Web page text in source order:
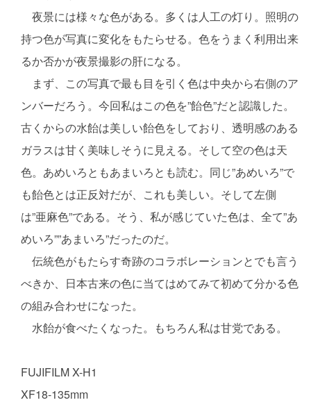
夜景には様々な色がある。多くは人工の灯り。照明の
持つ色が写真に変化をもたらせる。色をうまく利用出来
るか否かが夜景撮影の肝になる。
まず、この写真で最も目を引く色は中央から右側のア
ンバーだろう。今回私はこの色を”飴色”だと認識した。
古くからの水飴は美しい飴色をしており、透明感のある
ガラスは甘く美味しそうに見える。そして空の色は天
色。あめいろともあまいろとも読む。同じ”あめいろ”で
も飴色とは正反対だが、これも美しい。そして左側
は”亜麻色”である。そう、私が感じていた色は、全て”あ
めいろ””あまいろ”だったのだ。
伝統色がもたらす奇跡のコラボレーションとでも言う
べきか、日本古来の色に当てはめてみて初めて分かる色
の組み合わせになった。
水飴が食べたくなった。もちろん私は甘党である。
FUJIFILM X-H1
XF18-135mm